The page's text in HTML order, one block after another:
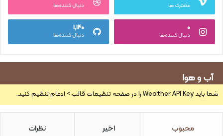
مشترک ها دنبال کننده‌ها
۰
دنبال کننده‌ها
۱,۱۴۰
دنبال کننده‌ها
آب و هوا
شما باید Weather API Key را در صفحه تنظیمات قالب > ادغام تنظیم کنید.
محبوب اخیر نظرات